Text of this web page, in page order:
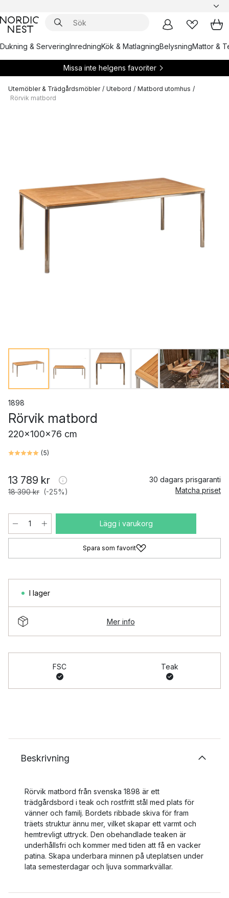
Dukning & ServeringInredningKök & MatlagningBelysningMattor &
Missa inte helgens favoriter
Utemöbler & Trädgårdsmöbler / Utebord / Matbord utomhus /
Rörvik matbord
1898
Rörvik matbord
220x100x76 cm
(5)
13 789 kr
18 390 kr (-25%)
30 dagars prisgaranti
Matcha priset
Lägg i varukorg
Spara som favorit
I lager
Mer info
FSC Teak
Beskrivning
Rörvik matbord från svenska 1898 är ett
trädgårdsbord i teak och rostfritt stål med plats för
vänner och familj. Bordets ribbade skiva för fram
träets struktur ännu mer, vilket skapar ett varmt och
hemtrevligt uttryck. Den obehandlade teaken är
underhållsfri och kommer med tiden att få en vacker
patina. Skapa underbara minnen på uteplatsen under
lata semesterdagar och ljuva sommarkvällar.